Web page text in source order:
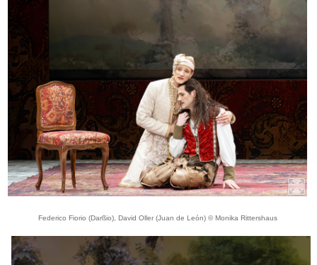
Federico Fiorio (Darßio), David Oller (Juan de León) © Monika Rittershaus